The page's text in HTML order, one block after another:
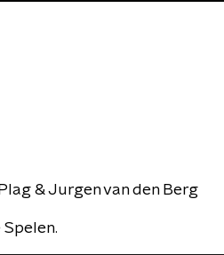
& Jurgen van den Berg
Spelen.